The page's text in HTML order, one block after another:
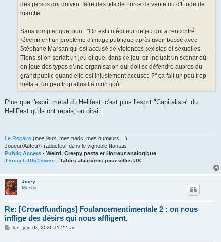
des persos qui doivent faire des jets de Force de vente ou d'Étude de
marché.
Sans compter que, bon : "On est un éditeur de jeu qui a rencontré
récemment un problème d'image publique après avoir bossé avec
Stéphane Marsan qui est accusé de violences sexistes et sexuelles.
Tiens, si on sortait un jeu et que, dans ce jeu, on incluait un scénar où
on joue des types d'une organisation qui doit se défendre auprès du
grand public quand elle est injustement accusée ?" ça fait un peu trop
méta et un peu trop allusif à mon goût.
Plus que l'esprit métal du Hellfest, c'est plus l'esprit "Capitaliste" du
HellFest qu'ils ont repris, on dirait.
Le Repaire (mes jeux, mes trads, mes humeurs ...)
Joueur/Auteur/Traducteur dans le vignoble Nantais
Public Access - Weird, Creepy pasta et Horreur analogique
Those Little Towns - Tables aléatoires pour villes US
Jicey
Messie
Re: [Crowdfundings] Foulancementimentale 2 : on nous
inflige des désirs qui nous affligent.
Mlun. juin 08, 2026 11:22 am